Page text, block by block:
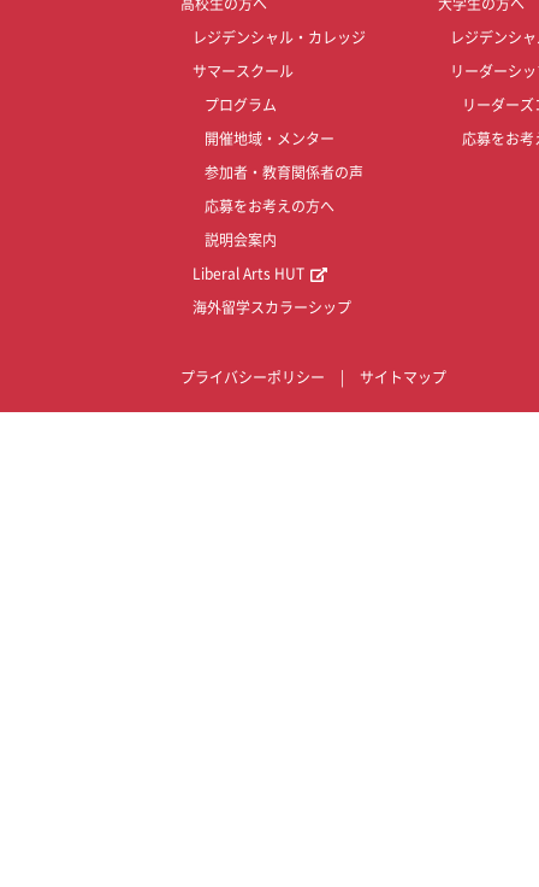
高校生の方へ
レジデンシャル・カレッジ
サマースクール
プログラム
開催地域・メンター
参加者・教育関係者の声
応募をお考えの方へ
説明会案内
Liberal Arts HUT
海外留学スカラーシップ
大学生の方へ
レジデンシ
リーダーシ
リーダーズ
応募をお考
プライバシーポリシー サイトマップ